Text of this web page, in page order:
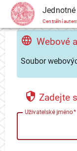
CAS
Centrální
Webové
Soubor
Zadejte
Uživatelské jméno